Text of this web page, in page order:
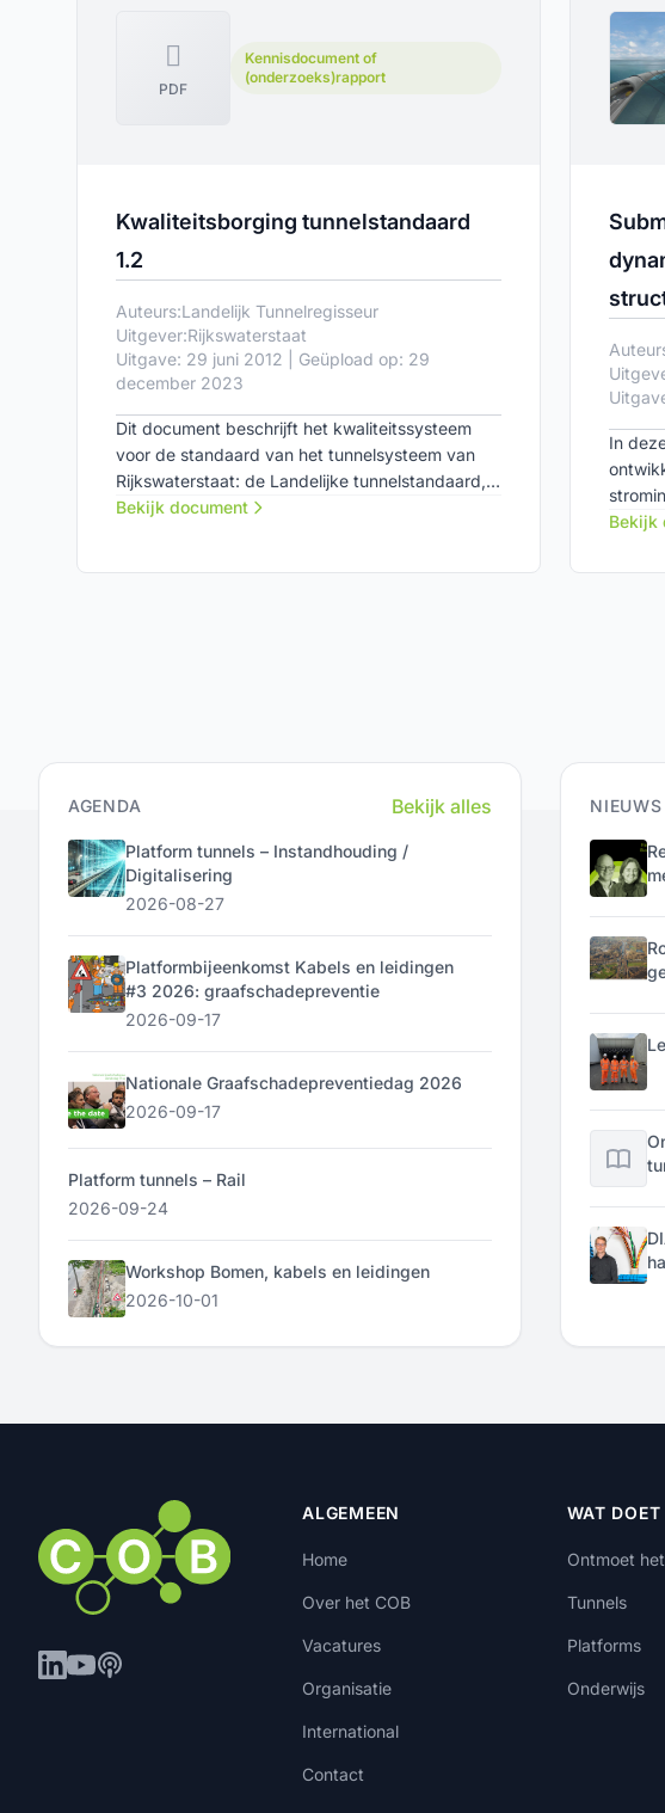
PDF
Kennisdocument of
(onderzoeks)rapport
Kwaliteitsborging tunnelstandaard
1.2
Auteurs:Landelijk Tunnelregisseur
Uitgever:Rijkswaterstaat
Uitgave: 29 juni 2012 | Geüpload op: 29
december 2023
Dit document beschrijft het kwaliteitssysteem
voor de standaard van het tunnelsysteem van
Rijkswaterstaat: de Landelijke tunnelstandaard,
LTS.
Bekijk document
In
tunnel
Bekijk
AGENDA Bekijk alles
Platform tunnels – Instandhouding /
Digitalisering
2026-08-27
Platformbijeenkomst Kabels en leidingen
#3 2026: graafschadepreventie
2026-09-17
Nationale Graafschadepreventiedag 2026
2026-09-17
Platform tunnels – Rail
2026-09-24
Workshop Bomen, kabels en leidingen
2026-10-01
ALGEMEEN
Home
Over het COB
Vacatures
Organisatie
International
Contact
WAT
Ontmoet
Tunnels
Platforms
Onderwijs